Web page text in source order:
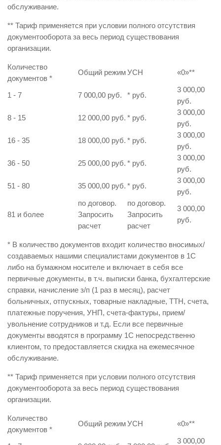
обслуживание.
** Тариф применяется при условии полного отсутствия
документооборота за весь период существования
организации.
Количество
документов *
Общий режимУСН «0»**
1 - 7 7 000,00 руб. * руб.
3 000,00
руб.
8 - 15
12 000,00 руб. * руб.
3 000,00
руб.
16 - 35
18 000,00 руб. * руб.
3 000,00
руб.
36 - 50
25 000,00 руб. * руб.
3 000,00
руб.
51 - 80
35 000,00 руб. * руб.
3 000,00
руб.
81 и более
по договор.
Запросить
расчет
по договор.
Запросить
расчет
3 000,00
руб.
* В количество документов входит количество вносимых/
создаваемых нашими специалистами документов в 1С
либо на бумажном носителе и включает в себя все
первичные документы, в т.ч. выписки банка, бухгалтерские
справки, начисление з/п (1 раз в месяц), расчет
больничных, отпускных, товарные накладные, ТТН, счета,
платежные поручения, УНП, счета-фактуры, прием/
увольнение сотрудников и т.д. Если все первичные
документы вводятся в программу 1С непосредственно
клиентом, то предоставляется скидка на ежемесячное
обслуживание.
** Тариф применяется при условии полного отсутствия
документооборота за весь период существования
организации.
Количество
документов *
Общий режимУСН «0»**
3 000,00